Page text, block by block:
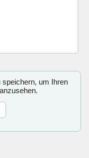
um Ihren